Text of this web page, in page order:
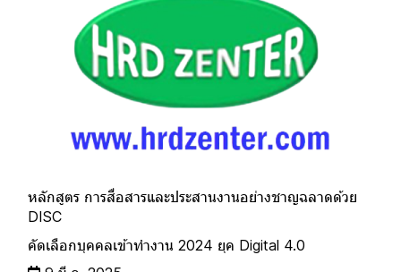
หลักสูตร การสื่อสารและประสานงานอย่างชาญฉลาดด้วย
DISC
คัดเลือกบุคคลเข้าทำงาน 2024 ยุค Digital 4.0